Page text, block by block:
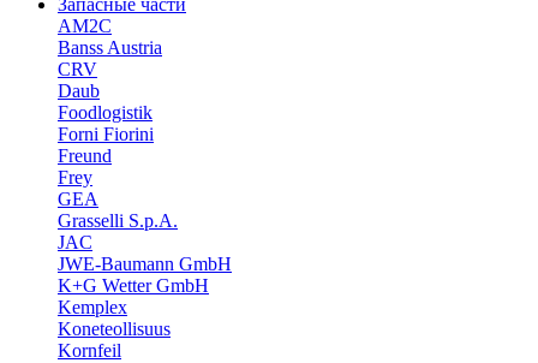
Запасные части
AM2C
Banss Austria
CRV
Daub
Foodlogistik
Forni Fiorini
Freund
Frey
GEA
Grasselli S.p.A.
JAC
JWE-Baumann GmbH
K+G Wetter GmbH
Kemplex
Koneteollisuus
Kornfeil